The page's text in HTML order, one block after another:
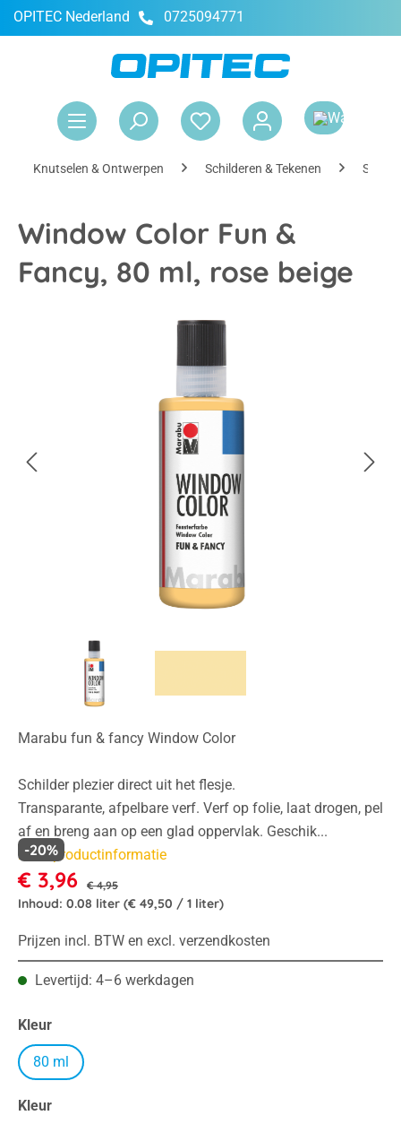
OPITEC Nederland 0725094771
Knutselen & Ontwerpen Schilderen & Tekenen
Window Color Fun &
Fancy, 80 ml, rose beige
Afbeeldingengalerij overslaan
Marabu fun & fancy Window Color
Schilder plezier direct uit het flesje.
Transparante, afpelbare verf. Verf op folie, laat drogen, pel
af en breng aan op een glad oppervlak. Geschik...
Meer productinformatie
€ 3,96 € 4,95
-20%
Inhoud: 0.08 liter (€ 49,50 / 1 liter)
Prijzen incl. BTW en excl. verzendkosten
Levertijd: 4–6 werkdagen
Selecteer
Kleur
80 ml
Selecteer
Kleur